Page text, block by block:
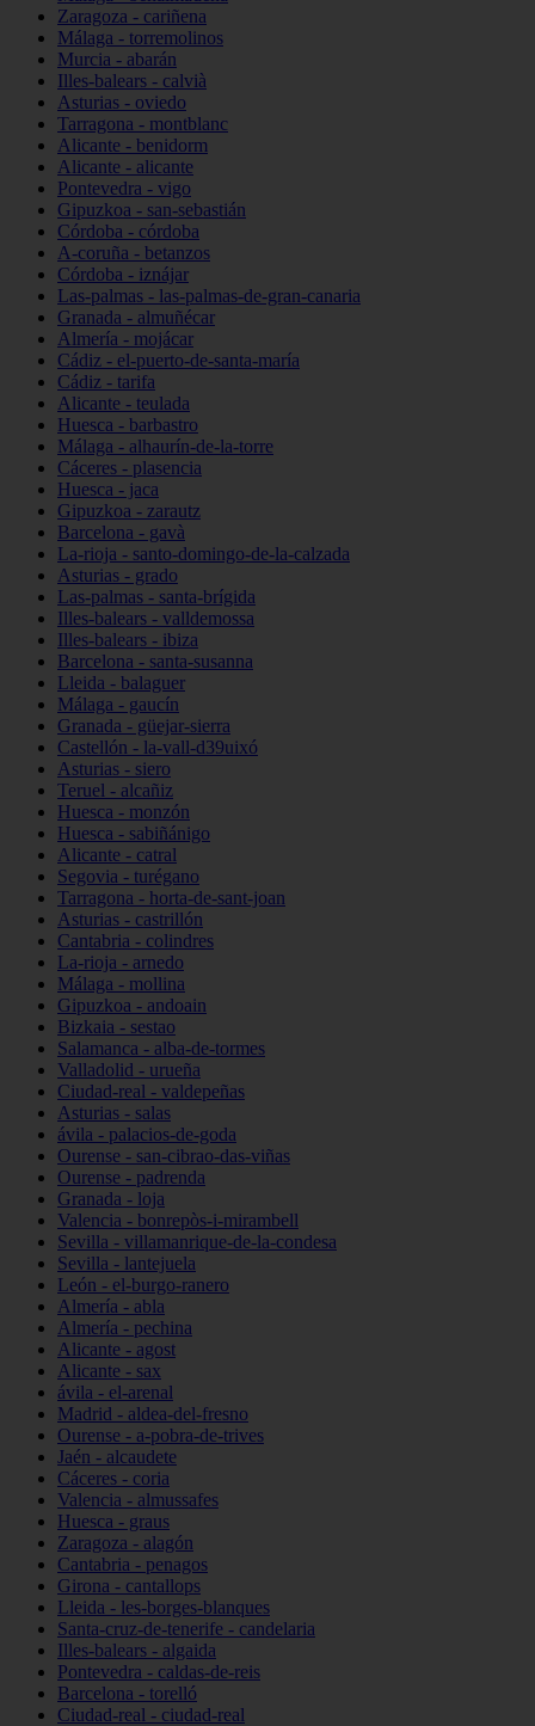
Zaragoza - cariñena
Málaga - torremolinos
Murcia - abarán
Illes-balears - calvià
Asturias - oviedo
Tarragona - montblanc
Alicante - benidorm
Alicante - alicante
Pontevedra - vigo
Gipuzkoa - san-sebastián
Córdoba - córdoba
A-coruña - betanzos
Córdoba - iznájar
Las-palmas - las-palmas-de-gran-canaria
Granada - almuñécar
Almería - mojácar
Cádiz - el-puerto-de-santa-maría
Cádiz - tarifa
Alicante - teulada
Huesca - barbastro
Málaga - alhaurín-de-la-torre
Cáceres - plasencia
Huesca - jaca
Gipuzkoa - zarautz
Barcelona - gavà
La-rioja - santo-domingo-de-la-calzada
Asturias - grado
Las-palmas - santa-brígida
Illes-balears - valldemossa
Illes-balears - ibiza
Barcelona - santa-susanna
Lleida - balaguer
Málaga - gaucín
Granada - güejar-sierra
Castellón - la-vall-d39uixó
Asturias - siero
Teruel - alcañiz
Huesca - monzón
Huesca - sabiñánigo
Alicante - catral
Segovia - turégano
Tarragona - horta-de-sant-joan
Asturias - castrillón
Cantabria - colindres
La-rioja - arnedo
Málaga - mollina
Gipuzkoa - andoain
Bizkaia - sestao
Salamanca - alba-de-tormes
Valladolid - urueña
Ciudad-real - valdepeñas
Asturias - salas
ávila - palacios-de-goda
Ourense - san-cibrao-das-viñas
Ourense - padrenda
Granada - loja
Valencia - bonrepòs-i-mirambell
Sevilla - villamanrique-de-la-condesa
Sevilla - lantejuela
León - el-burgo-ranero
Almería - abla
Almería - pechina
Alicante - agost
Alicante - sax
ávila - el-arenal
Madrid - aldea-del-fresno
Ourense - a-pobra-de-trives
Jaén - alcaudete
Cáceres - coria
Valencia - almussafes
Huesca - graus
Zaragoza - alagón
Cantabria - penagos
Girona - cantallops
Lleida - les-borges-blanques
Santa-cruz-de-tenerife - candelaria
Illes-balears - algaida
Pontevedra - caldas-de-reis
Barcelona - torelló
Ciudad-real - ciudad-real